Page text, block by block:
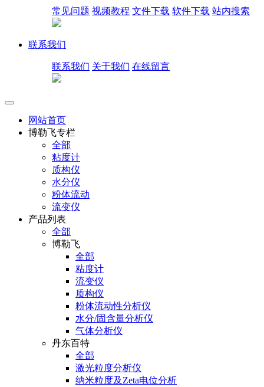
常见问题 视频教程 文件下载 软件下载 站内搜索
联系我们
联系我们 关于我们 在线留言
网站首页
博勒飞专栏
全部
粘度计
质构仪
水分仪
粉体流动
流变仪
产品列表
全部
博勒飞
全部
粘度计
流变仪
质构仪
粉体流动性分析仪
水分/固含量分析仪
气体分析仪
丹东百特
全部
激光粒度分析仪
纳米粒度及Zeta电位分析